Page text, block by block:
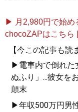
▶ 月2,980円で始め
chocoZAPはこちら
【今この記事も読
▶電車内で倒れた
ぬふり」...彼女を
顛末
▶年収500万円男